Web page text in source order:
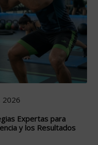
2026
Expertas para
y los Resultados